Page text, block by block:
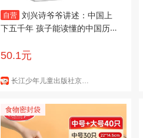
自营 刘兴诗爷爷讲述：中国上
下五千年 孩子能读懂的中国历史
50.1元
长江少年儿童出版社京东自营旗舰店
食物密封袋